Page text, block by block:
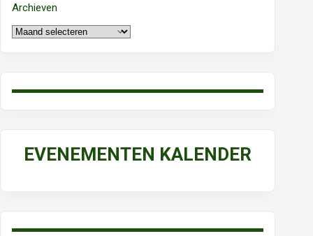
Archieven
EVENEMENTEN KALENDER